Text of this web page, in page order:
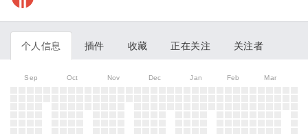
个人信息 插件 收藏 正在关注 关注者
Sep Oct Nov Dec Jan Feb Mar